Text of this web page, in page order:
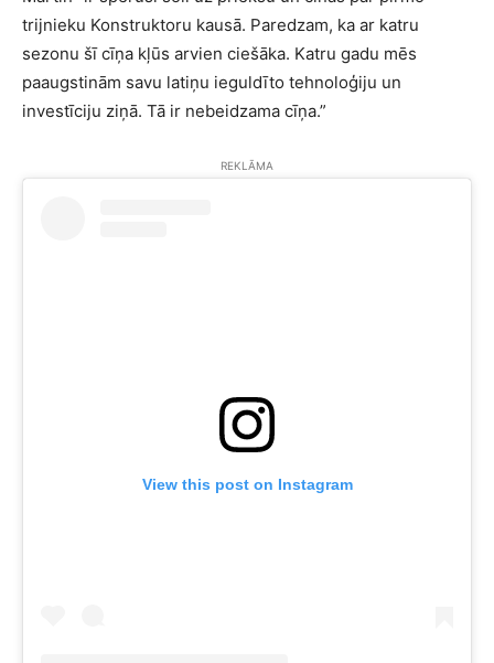
trijnieku Konstruktoru kausā. Paredzam, ka ar katru
sezonu šī cīņa kļūs arvien ciešāka. Katru gadu mēs
paaugstinām savu latiņu ieguldīto tehnoloģiju un
investīciju ziņā. Tā ir nebeidzama cīņa.”
REKLĀMA
View this post on Instagram